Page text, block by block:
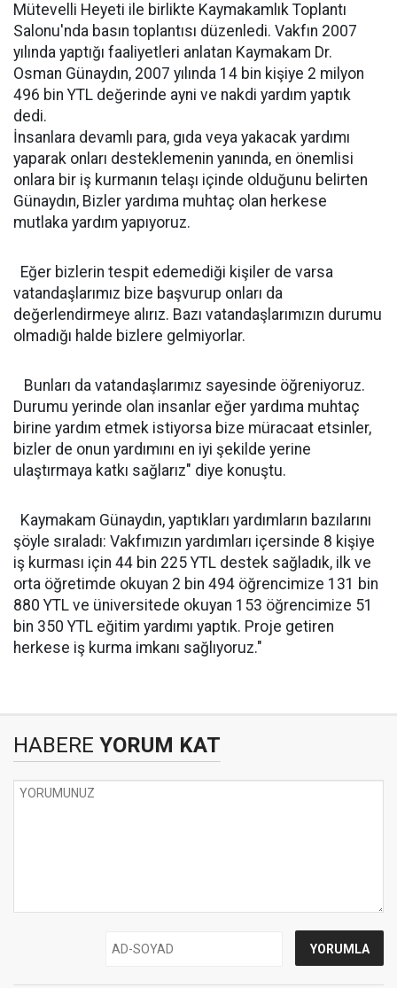
Mütevelli Heyeti ile birlikte Kaymakamlık Toplantı
Salonu'nda basın toplantısı düzenledi. Vakfın 2007
yılında yaptığı faaliyetleri anlatan Kaymakam Dr.
Osman Günaydın, 2007 yılında 14 bin kişiye 2 milyon
496 bin YTL değerinde ayni ve nakdi yardım yaptık
dedi.
İnsanlara devamlı para, gıda veya yakacak yardımı
yaparak onları desteklemenin yanında, en önemlisi
onlara bir iş kurmanın telaşı içinde olduğunu belirten
Günaydın, Bizler yardıma muhtaç olan herkese
mutlaka yardım yapıyoruz.
Eğer bizlerin tespit edemediği kişiler de varsa
vatandaşlarımız bize başvurup onları da
değerlendirmeye alırız. Bazı vatandaşlarımızın durumu
olmadığı halde bizlere gelmiyorlar.
Bunları da vatandaşlarımız sayesinde öğreniyoruz.
Durumu yerinde olan insanlar eğer yardıma muhtaç
birine yardım etmek istiyorsa bize müracaat etsinler,
bizler de onun yardımını en iyi şekilde yerine
ulaştırmaya katkı sağlarız" diye konuştu.
Kaymakam Günaydın, yaptıkları yardımların bazılarını
şöyle sıraladı: Vakfımızın yardımları içersinde 8 kişiye
iş kurması için 44 bin 225 YTL destek sağladık, ilk ve
orta öğretimde okuyan 2 bin 494 öğrencimize 131 bin
880 YTL ve üniversitede okuyan 153 öğrencimize 51
bin 350 YTL eğitim yardımı yaptık. Proje getiren
herkese iş kurma imkanı sağlıyoruz."
HABERE YORUM KAT